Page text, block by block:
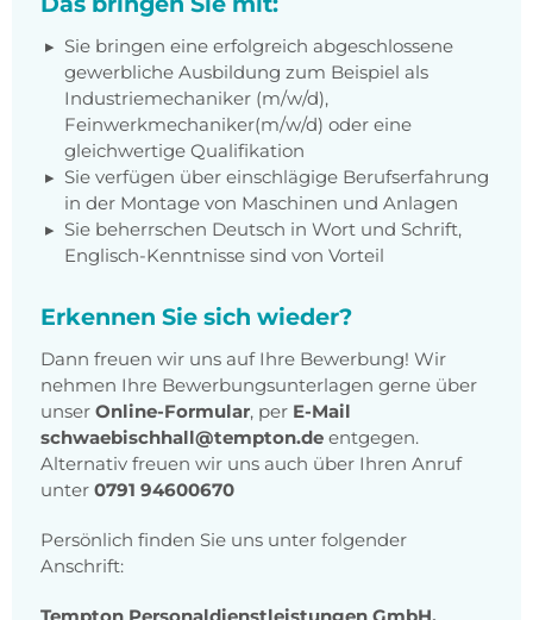
Sie bringen eine erfolgreich abgeschlossene
gewerbliche Ausbildung zum Beispiel als
Industriemechaniker (m/w/d),
Feinwerkmechaniker(m/w/d) oder eine
gleichwertige Qualifikation
Sie verfügen über einschlägige Berufserfahrung
in der Montage von Maschinen und Anlagen
Sie beherrschen Deutsch in Wort und Schrift,
Englisch-Kenntnisse sind von Vorteil
Erkennen Sie sich wieder?
Dann freuen wir uns auf Ihre Bewerbung! Wir
nehmen Ihre Bewerbungsunterlagen gerne über
unser Online-Formular, per E-Mail
schwaebischhall@tempton.de entgegen.
Alternativ freuen wir uns auch über Ihren Anruf
unter 0791 94600670
Persönlich finden Sie uns unter folgender
Anschrift: